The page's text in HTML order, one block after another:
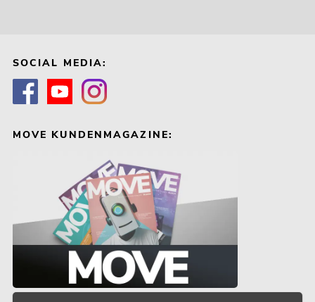
SOCIAL MEDIA:
MOVE KUNDENMAGAZINE: